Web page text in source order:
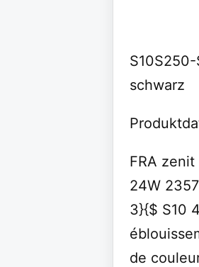
schwarz
FRA
24W
3}{$ S10
de